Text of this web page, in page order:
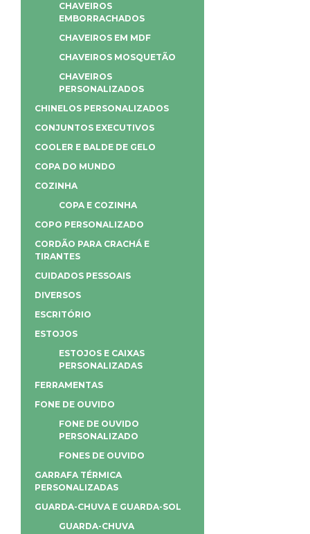
CHAVEIROS
EMBORRACHADOS
CHAVEIROS EM MDF
CHAVEIROS MOSQUETÃO
CHAVEIROS
PERSONALIZADOS
CHINELOS PERSONALIZADOS
CONJUNTOS EXECUTIVOS
COOLER E BALDE DE GELO
COPA DO MUNDO
COZINHA
COPA E COZINHA
COPO PERSONALIZADO
CORDÃO PARA CRACHÁ E
TIRANTES
CUIDADOS PESSOAIS
DIVERSOS
ESCRITÓRIO
ESTOJOS
ESTOJOS E CAIXAS
PERSONALIZADAS
FERRAMENTAS
FONE DE OUVIDO
FONE DE OUVIDO
PERSONALIZADO
FONES DE OUVIDO
GARRAFA TÉRMICA
PERSONALIZADAS
GUARDA-CHUVA E GUARDA-SOL
GUARDA-CHUVA